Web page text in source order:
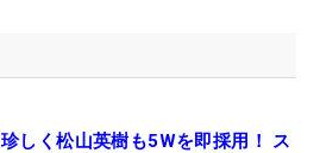
珍しく松山英樹も5Wを即採用！ ス